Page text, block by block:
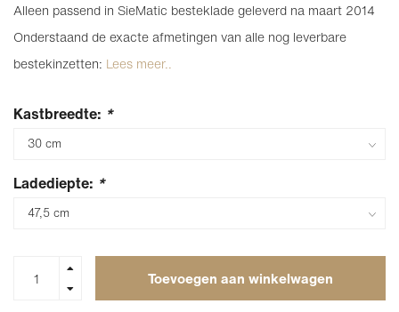
Alleen passend in SieMatic besteklade geleverd na maart 2014
Onderstaand de exacte afmetingen van alle nog leverbare
bestekinzetten: Lees meer..
Kastbreedte: *
Ladediepte: *
Toevoegen aan winkelwagen